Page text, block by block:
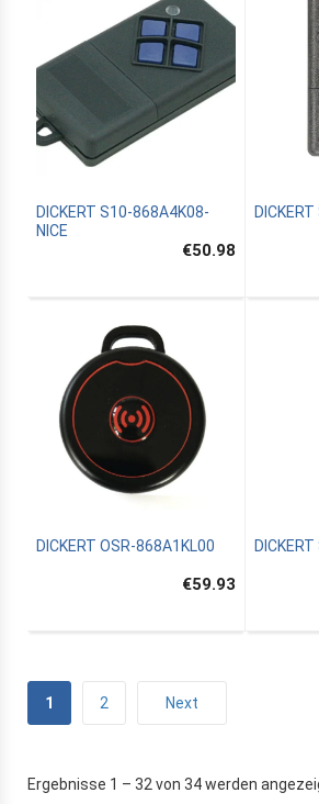
DICKERT S10-868A4K08-
NICE
€50.98
DICKERT OSR-868A1KL00
€59.93
1 2 Next
Ergebnisse 1 – 32 von 34 werden